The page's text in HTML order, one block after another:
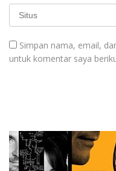
Simpan nama, email,
untuk komentar saya